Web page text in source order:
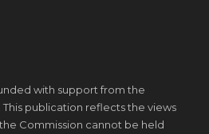
with support from the
publication reflects the views
Commission cannot be held